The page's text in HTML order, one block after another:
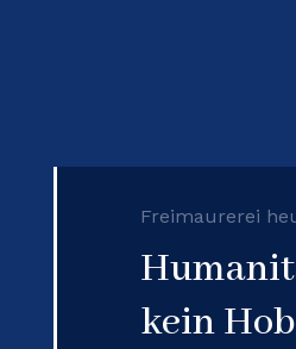
Freimaurerei
kein